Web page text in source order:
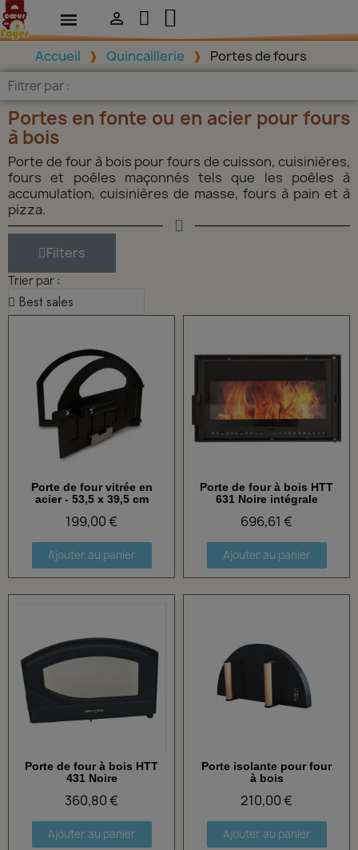

Accueil Quincaillerie Portes de fours
Filtrer par :
Portes en fonte ou en acier pour fours
à bois
Porte de four à bois pour fours de cuisson, cuisinières,
fours et poêles maçonnés tels que les poêles à
accumulation, cuisinières de masse, fours à pain et à
pizza.
Filters
Trier par :
Aperçu rapide
Porte de four vitrée en
acier - 53,5 x 39,5 cm
199,00 €
Ajouter au panier
Aperçu rapide
Porte de four à bois HTT
631 Noire intégrale
696,61 €
Ajouter au panier
Aperçu rapide
Porte de four à bois HTT
431 Noire
360,80 €
Ajouter au panier
Aperçu rapide
Porte isolante pour four
à bois
210,00 €
Ajouter au panier